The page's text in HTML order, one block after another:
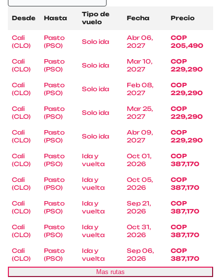
Desde Hasta
Tipo de
vuelo
Fecha Precio
Cali
(CLO)
Pasto
(PSO)
Solo ida
Abr 06,
2027
COP
205,490
Cali
(CLO)
Pasto
(PSO)
Solo ida
Mar 10,
2027
COP
229,290
Cali
(CLO)
Pasto
(PSO)
Solo ida
Feb 08,
2027
COP
229,290
Cali
(CLO)
Pasto
(PSO)
Solo ida
Mar 25,
2027
COP
229,290
Cali
(CLO)
Pasto
(PSO)
Solo ida
Abr 09,
2027
COP
229,290
Cali
(CLO)
Pasto
(PSO)
Ida y
vuelta
Oct 01,
2026
COP
387,170
Cali
(CLO)
Pasto
(PSO)
Ida y
vuelta
Oct 05,
2026
COP
387,170
Cali
(CLO)
Pasto
(PSO)
Ida y
vuelta
Sep 21,
2026
COP
387,170
Cali
(CLO)
Pasto
(PSO)
Ida y
vuelta
Oct 31,
2026
COP
387,170
Cali
(CLO)
Pasto
(PSO)
Ida y
vuelta
Sep 06,
2026
COP
387,170
Mas rutas